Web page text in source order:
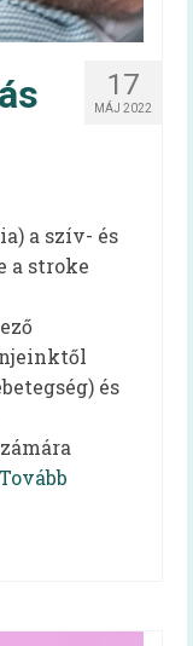
kórház
17
MÁJ 2022
a szív- és
a stroke
és
Tovább